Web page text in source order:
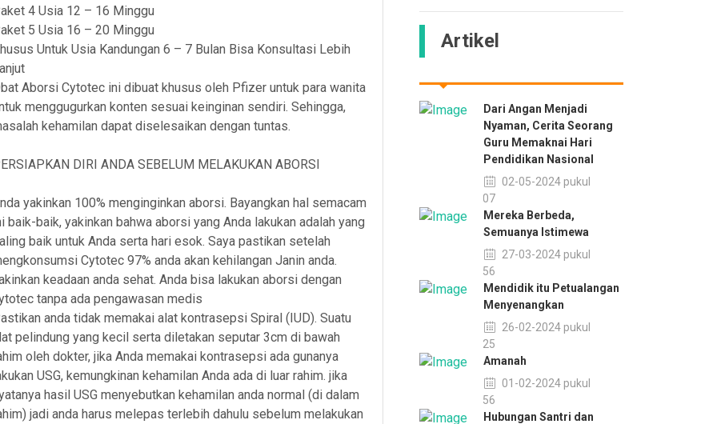
4 Usia 12 – 16 Minggu
5 Usia 16 – 20 Minggu
Untuk Usia Kandungan 6 – 7 Bulan Bisa Konsultasi Lebih
Aborsi Cytotec ini dibuat khusus oleh Pfizer untuk para wanita
menggugurkan konten sesuai keinginan sendiri. Sehingga,
kehamilan dapat diselesaikan dengan tuntas.
DIRI ANDA SEBELUM MELAKUKAN ABORSI
yakinkan 100% menginginkan aborsi. Bayangkan hal semacam
baik-baik, yakinkan bahwa aborsi yang Anda lakukan adalah yang
baik untuk Anda serta hari esok. Saya pastikan setelah
Cytotec 97% anda akan kehilangan Janin anda.
keadaan anda sehat. Anda bisa lakukan aborsi dengan
tanpa ada pengawasan medis
anda tidak memakai alat kontrasepsi Spiral (IUD). Suatu
pelindung yang kecil serta diletakan seputar 3cm di bawah
oleh dokter, jika Anda memakai kontrasepsi ada gunanya
USG, kemungkinan kehamilan Anda ada di luar rahim. jika
hasil USG menyebutkan kehamilan anda normal (di dalam
jadi anda harus melepas terlebih dahulu sebelum melakukan
Artikel
Dari Angan Menjadi
Nyaman, Cerita Seorang
Guru Memaknai Hari
Pendidikan Nasional
02-05-2024 pukul
09:07
Mereka Berbeda,
Semuanya Istimewa
27-03-2024 pukul
08:56
Mendidik itu Petualangan
Menyenangkan
26-02-2024 pukul
11:25
Amanah
01-02-2024 pukul
13:56
Hubungan Santri dan